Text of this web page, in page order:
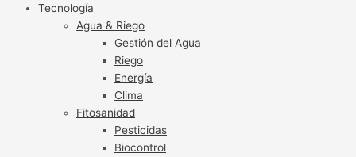
Tecnología
Agua & Riego
Gestión del Agua
Riego
Energía
Clima
Fitosanidad
Pesticidas
Biocontrol